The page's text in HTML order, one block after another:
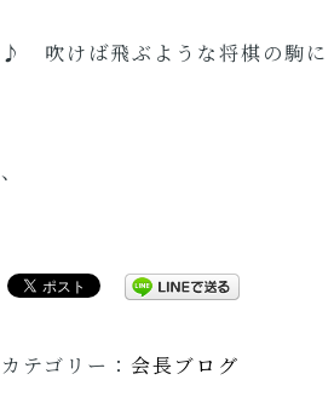
♪ 吹けば飛ぶような将棋の駒
、
カテゴリー： 会長ブログ